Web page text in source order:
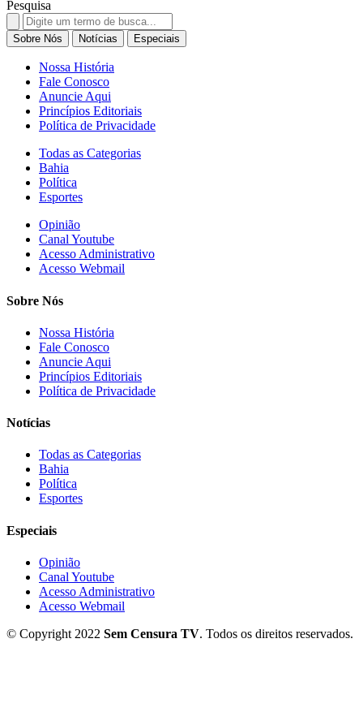
Pesquisa
Search
for:
Sobre Nós Notícias Especiais
Nossa História
Fale Conosco
Anuncie Aqui
Princípios Editoriais
Política de Privacidade
Todas as Categorias
Bahia
Política
Esportes
Opinião
Canal Youtube
Acesso Administrativo
Acesso Webmail
Sobre Nós
Nossa História
Fale Conosco
Anuncie Aqui
Princípios Editoriais
Política de Privacidade
Notícias
Todas as Categorias
Bahia
Política
Esportes
Especiais
Opinião
Canal Youtube
Acesso Administrativo
Acesso Webmail
© Copyright 2022 Sem Censura TV. Todos os direitos reservados.